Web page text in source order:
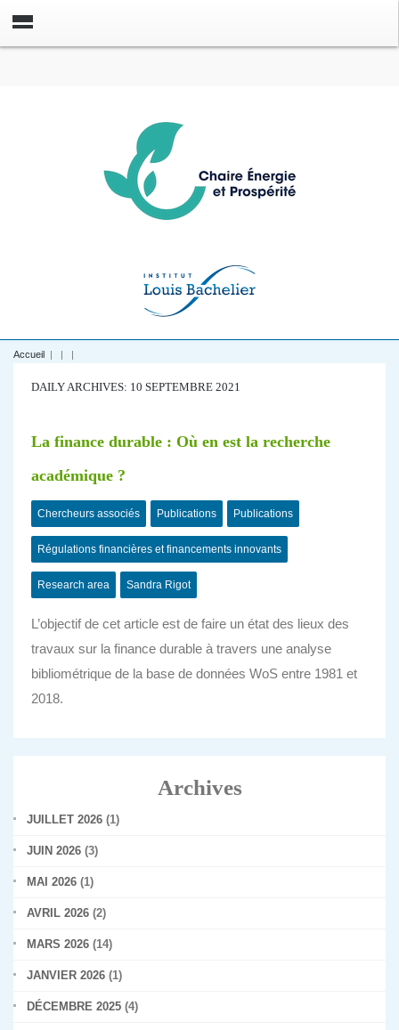
Accueil | | |
DAILY ARCHIVES: 10 SEPTEMBRE 2021
La finance durable : Où en est la recherche
académique ?
Chercheurs associés Publications Publications
Régulations financières et financements innovants
Research area Sandra Rigot
L’objectif de cet article est de faire un état des lieux des
travaux sur la finance durable à travers une analyse
bibliométrique de la base de données WoS entre 1981 et
2018.
Archives
JUILLET 2026 (1)
JUIN 2026 (3)
MAI 2026 (1)
AVRIL 2026 (2)
MARS 2026 (14)
JANVIER 2026 (1)
DÉCEMBRE 2025 (4)